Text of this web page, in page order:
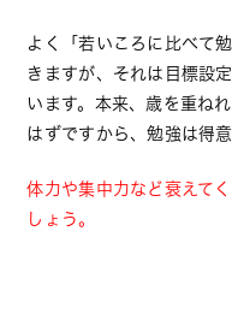
よく「若いころに比べて
きますが、それは目標設
います。本来、歳を重ね
はずですから、勉強は得
体力や集中力など衰えて
しょう。